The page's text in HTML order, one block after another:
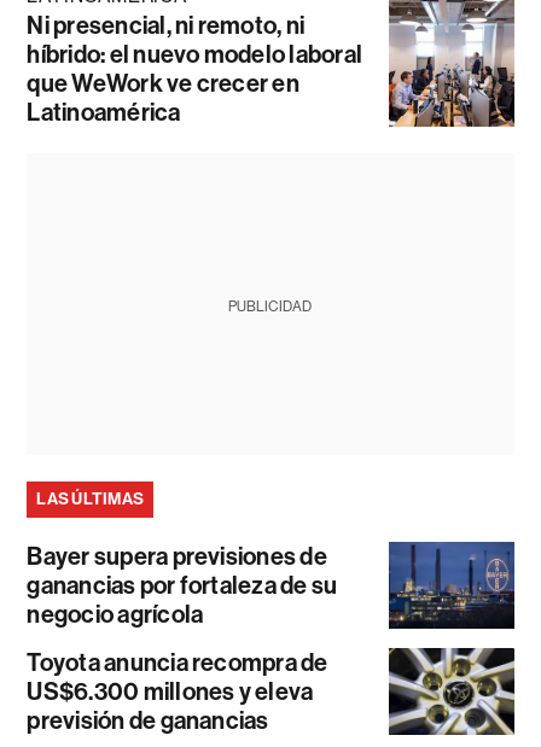
Ni presencial, ni remoto, ni
híbrido: el nuevo modelo laboral
que WeWork ve crecer en
Latinoamérica
PUBLICIDAD
LAS ÚLTIMAS
Bayer supera previsiones de
ganancias por fortaleza de su
negocio agrícola
Toyota anuncia recompra de
US$6.300 millones y eleva
previsión de ganancias